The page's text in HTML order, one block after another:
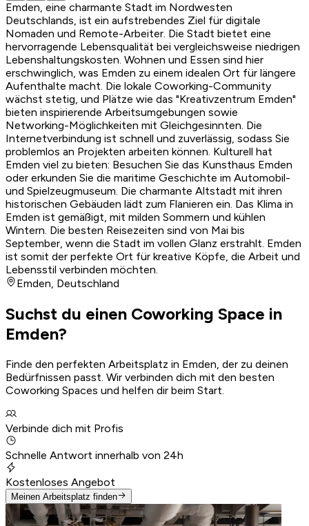
Emden, eine charmante Stadt im Nordwesten
Deutschlands, ist ein aufstrebendes Ziel für digitale
Nomaden und Remote-Arbeiter. Die Stadt bietet eine
hervorragende Lebensqualität bei vergleichsweise niedrigen
Lebenshaltungskosten. Wohnen und Essen sind hier
erschwinglich, was Emden zu einem idealen Ort für längere
Aufenthalte macht. Die lokale Coworking-Community
wächst stetig, und Plätze wie das "Kreativzentrum Emden"
bieten inspirierende Arbeitsumgebungen sowie
Networking-Möglichkeiten mit Gleichgesinnten. Die
Internetverbindung ist schnell und zuverlässig, sodass Sie
problemlos an Projekten arbeiten können. Kulturell hat
Emden viel zu bieten: Besuchen Sie das Kunsthaus Emden
oder erkunden Sie die maritime Geschichte im Automobil-
und Spielzeugmuseum. Die charmante Altstadt mit ihren
historischen Gebäuden lädt zum Flanieren ein. Das Klima in
Emden ist gemäßigt, mit milden Sommern und kühlen
Wintern. Die besten Reisezeiten sind von Mai bis
September, wenn die Stadt im vollen Glanz erstrahlt. Emden
ist somit der perfekte Ort für kreative Köpfe, die Arbeit und
Lebensstil verbinden möchten.
Emden, Deutschland
Suchst du einen Coworking Space in
Emden?
Finde den perfekten Arbeitsplatz in Emden, der zu deinen
Bedürfnissen passt. Wir verbinden dich mit den besten
Coworking Spaces und helfen dir beim Start.
Verbinde dich mit Profis
Schnelle Antwort innerhalb von 24h
Kostenloses Angebot
Meinen Arbeitsplatz finden